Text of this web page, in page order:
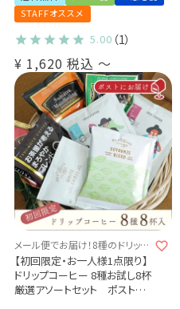
ご自身で作るキットをお届け♪
STAFFオススメ
5.00 （1）
¥ 1,620 税込 〜
メール便でお届け！8種のドリップ
コーヒーをお試し♪
【初回限定・お一人様1点限り】
ドリップコーヒー 8種お試し8杯
厳選アソートセット ポストに